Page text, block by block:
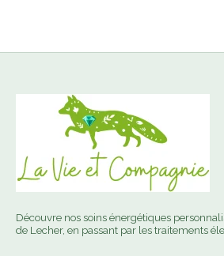
Découvre nos soins énergétiques
de Lecher, en passant par les traitements